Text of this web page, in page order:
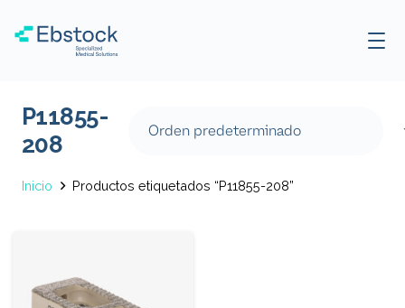
P11855-
208
Inicio Productos etiquetados “P11855-208”